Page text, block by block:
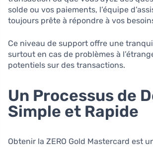
solde ou vos paiements, l’équipe
toujours prête à répondre à vos
Ce niveau de support offre une
surtout en cas de problèmes à
potentiels sur des transactions.
Un Processus de
Simple et Rapide
Obtenir la ZERO Gold Mastercard est